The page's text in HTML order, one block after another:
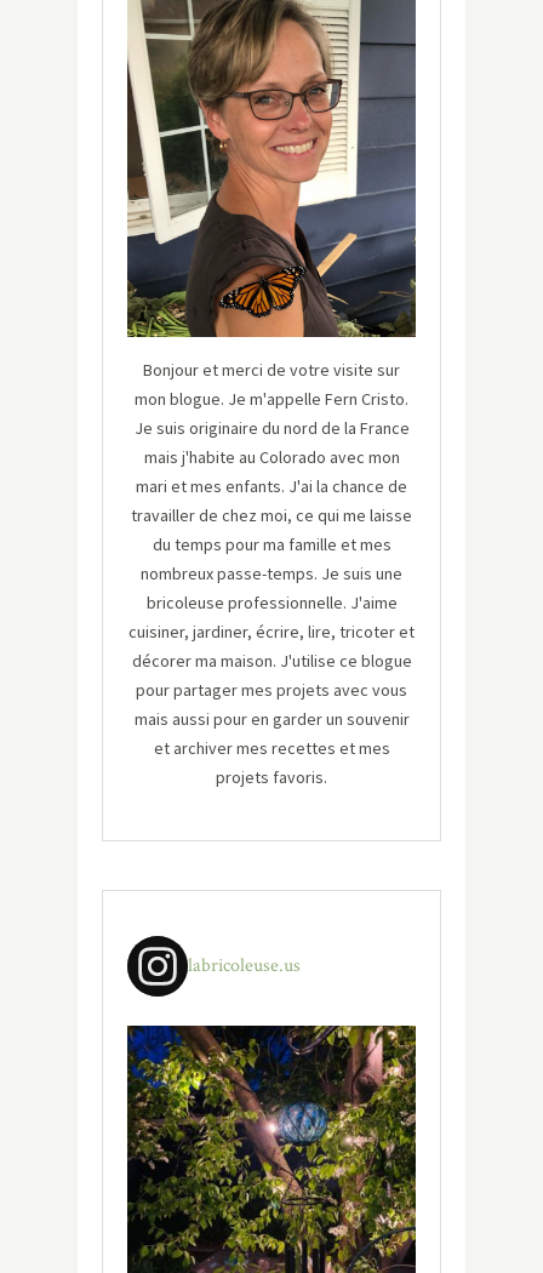
Bonjour et merci de votre visite sur
mon blogue. Je m'appelle Fern Cristo.
Je suis originaire du nord de la France
mais j'habite au Colorado avec mon
mari et mes enfants. J'ai la chance de
travailler de chez moi, ce qui me laisse
du temps pour ma famille et mes
nombreux passe-temps. Je suis une
bricoleuse professionnelle. J'aime
cuisiner, jardiner, écrire, lire, tricoter et
décorer ma maison. J'utilise ce blogue
pour partager mes projets avec vous
mais aussi pour en garder un souvenir
et archiver mes recettes et mes
projets favoris.
labricoleuse.us